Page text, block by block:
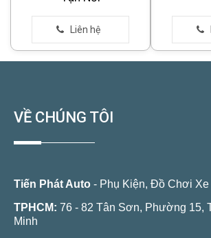
VỀ CHÚNG TÔI
Tiến Phát Auto - Phụ Kiện, Đồ Chơi
TPHCM: 76 - 82 Tân Sơn, Phường 15,
Minh